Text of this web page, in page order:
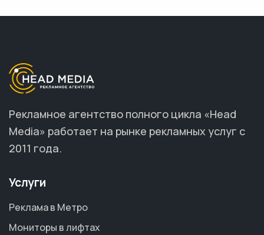
Рекламное агентство полного цикла «Head
Media» работает на рынке рекламных услуг с
2011 года.
Услуги
Реклама в Метро
Мониторы в лифтах